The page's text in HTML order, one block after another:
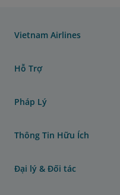
Vietnam Airlines
Hỗ Trợ
Pháp Lý
Thông Tin Hữu Ích
Đại lý & Đối tác